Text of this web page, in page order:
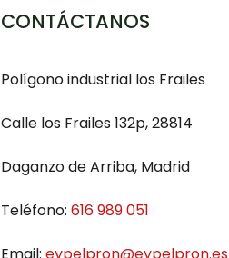
CONTÁCTANOS
Polígono industrial los Frailes
Calle los Frailes 132p, 28814
Daganzo de Arriba, Madrid
Teléfono: 616 989 051
Email: eypelpron@eypelpron.es